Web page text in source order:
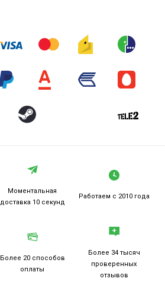
Моментальная
доставка 10 секунд
Работаем с 2010 года
Более 20 способов
оплаты
Более 34 тысяч
проверенных
отзывов